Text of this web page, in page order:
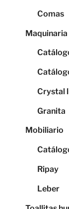
Comas
Maquinaria
Crystal
Granita
Mobiliario
Ripay
Leber